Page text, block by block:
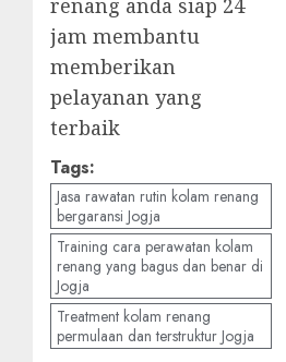
renang anda siap 24
jam membantu
memberikan
pelayanan yang
terbaik
Tags:
Jasa rawatan rutin kolam renang
bergaransi Jogja
Training cara perawatan kolam
renang yang bagus dan benar di
Jogja
Treatment kolam renang
permulaan dan terstruktur Jogja